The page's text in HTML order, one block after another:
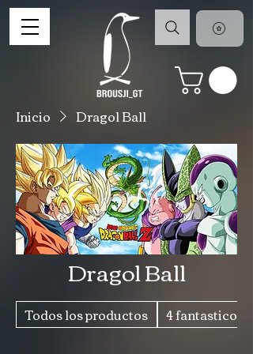
Inicio Dragol Ball
Dragol Ball
Todos los productos 4 fantasticos